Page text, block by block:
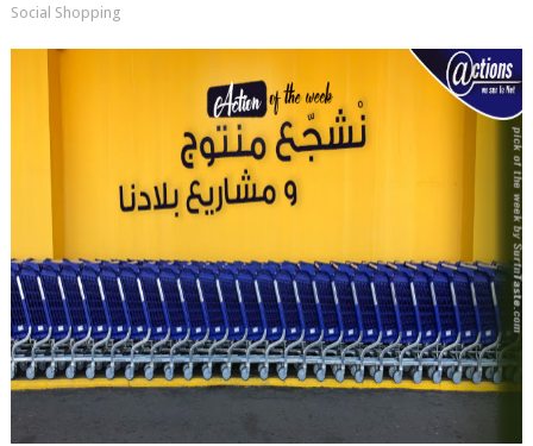
Social Shopping